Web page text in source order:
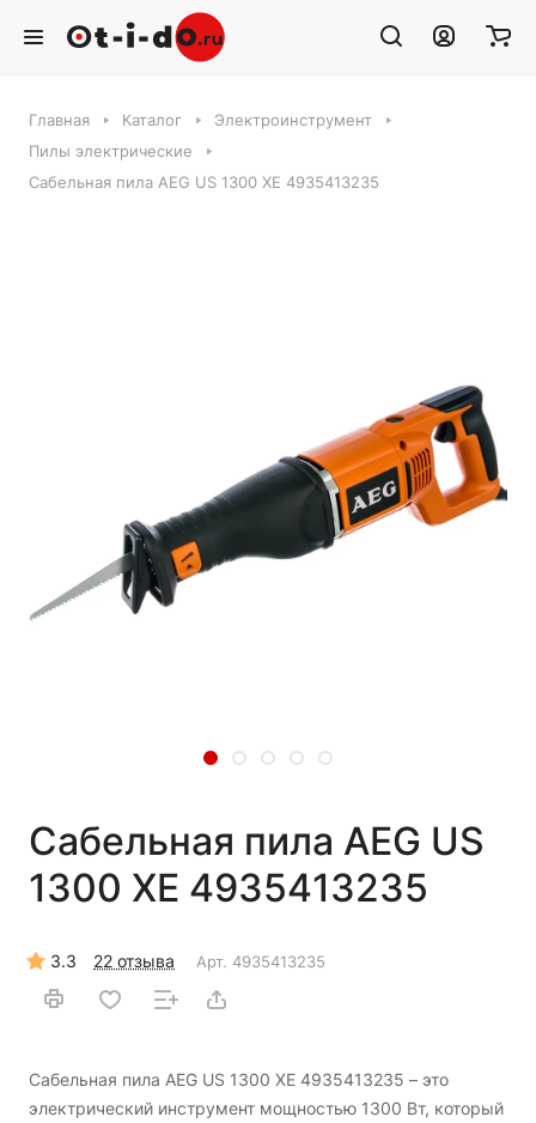
Главная Каталог
Электроинструмент
Пилы электрические
Сабельная пила AEG US 1300 XE 4935413235
Сабельная пила AEG US
1300 XE 4935413235
3.3 22 отзыва Арт. 4935413235
Сабельная пила AEG US 1300 XE 4935413235 – это
электрический инструмент мощностью 1300 Вт, который